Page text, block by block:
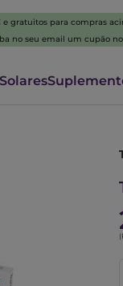
e gratuitos para compras
no seu email um cupão
Solares